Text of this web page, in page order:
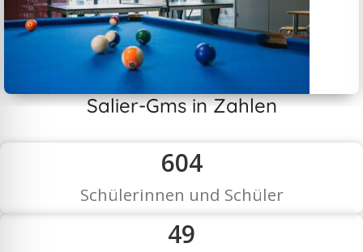
Salier-Gms in Zahlen
612
Schülerinnen und Schüler
49